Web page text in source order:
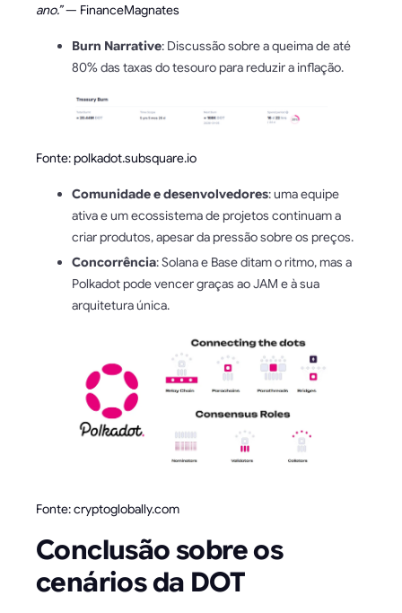
ano.”— FinanceMagnates
Burn Narrative: Discussão sobre a queima de até
80% das taxas do tesouro para reduzir a inflação.
Fonte: polkadot.subsquare.io
Comunidade e desenvolvedores: uma equipe
ativa e um ecossistema de projetos continuam a
criar produtos, apesar da pressão sobre os preços.
Concorrência: Solana e Base ditam o ritmo, mas a
Polkadot pode vencer graças ao JAM e à sua
arquitetura única.
Fonte: cryptoglobally.com
Conclusão sobre os
cenários da DOT